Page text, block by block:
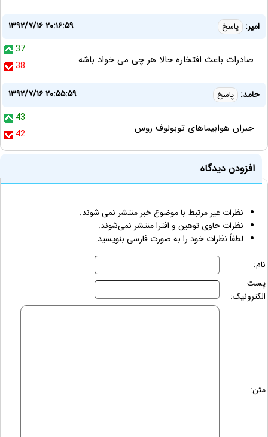
امیر: پاسخ
۱۳۹۲/۷/۱۶ ۲۰:۱۶:۵۹
37
38
صادرات باعث افتخاره حالا هر چی می خواد باشه
حامد: پاسخ
۱۳۹۲/۷/۱۶ ۲۰:۵۵:۵۹
43
42
جبران هوابیماهای توبولوف روس
افزودن دیدگاه
نظرات غیر مرتبط با موضوع خبر منتشر نمی شوند.
نظرات حاوی توهین و افترا منتشر نمی‌شوند.
لطفاً نظرات خود را به صورت فارسی بنویسید.
نام:
پست
الکترونیک:
متن: